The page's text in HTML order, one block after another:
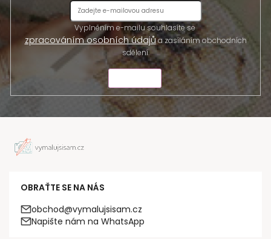
Vyplněním e-mailu souhlasíte se
zpracováním osobních údajůa zasíláním obchodních
sdělení.
OBRAŤTE SE NA NÁS
obchod@vymalujsisam.cz
Napište nám na WhatsApp